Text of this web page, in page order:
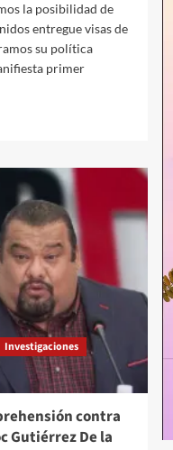
la posibilidad de
entregue visas de
su política
primer
Investigaciones
contra
Gutiérrez De la